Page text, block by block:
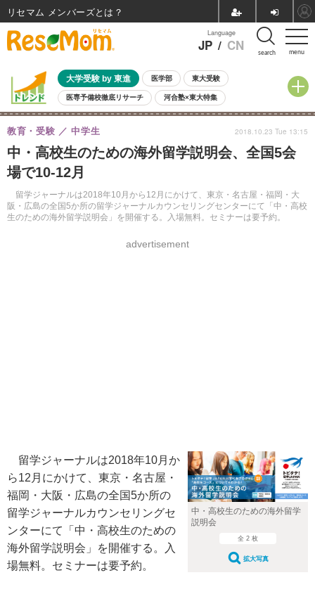
menu
Language
JP / CN search
大学受験 by 東進 医学部 東大受験
医専予備校徹底リサーチ 河合塾×東大特集
親子で考える大学選び 高校受験 中学受験 小学校受験
共通テスト 夏休み
8月開催イベント・WS 全国公立高校 過去問 人気記事
自由研究教材（小学生向け）
中・高校生のための海外留学説明会、全国5会
場で10-12月
留学ジャーナルは2018年10月から12月にかけて、東京・名古屋・福岡・大
阪・広島の全国5か所の留学ジャーナルカウンセリングセンターにて「中・高校
生のための海外留学説明会」を開催する。入場無料。セミナーは要予約。
教育・受験 中学生
advertisement
2018.10.23 Tue 13:15
中・高校生のための海外留学
説明会
全 2 枚
拡大写真
留学ジャーナルは2018年10月か
ら12月にかけて、東京・名古屋・
福岡・大阪・広島の全国5か所の
留学ジャーナルカウンセリングセ
ンターにて「中・高校生のための
海外留学説明会」を開催する。入
場無料。セミナーは要予約。
リセマム メンバーズ